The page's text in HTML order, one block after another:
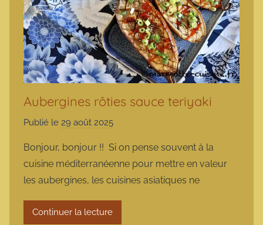
Aubergines rôties sauce teriyaki
Publié le 29 août 2025
r
m
a
r
Bonjour, bonjour !! Si on pense souvent à la
cuisine méditerranéenne pour mettre en valeur
les aubergines, les cuisines asiatiques ne
Continuer la lecture